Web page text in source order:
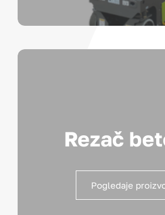
Rezač
Pogledaje